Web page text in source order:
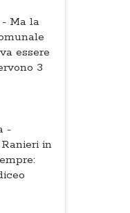
Ma la
essere
3
-
in